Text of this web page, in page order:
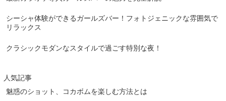
シーシャ体験ができるガールズバー！フォトジェニックな雰囲気で
リラックス
クラシックモダンなスタイルで過ごす特別な夜！
人気記事
魅惑のショット、コカボムを楽しむ方法とは